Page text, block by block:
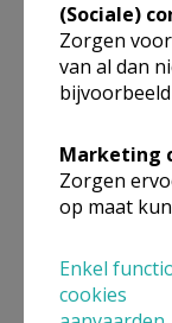
onderstaande
raadplegen.
Niet
links naar
Kerken in
(Sociale)
Zorgen
van al dan
Marketing
Zorgen
op maat
Enkel
cookies